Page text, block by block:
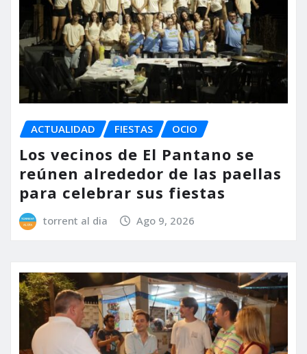
ACTUALIDAD FIESTAS OCIO
Los vecinos de El Pantano se
reúnen alrededor de las paellas
para celebrar sus fiestas
torrent al dia Ago 9, 2026